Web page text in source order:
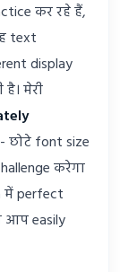
कर रहे हैं,
text
display
मेरी
- छोटे font size
करेगा
में perfect
आप easily